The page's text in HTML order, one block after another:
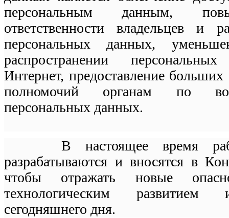
персональным данным,
ответственности владельцев и
персональных данных,
распространении
Интернет, предоставление
полномочий органам по
персональных данных.
В настоящее время
разрабатываются и вносятся в
чтобы отражать новые
технологическим развитием
сегодняшнего дня.